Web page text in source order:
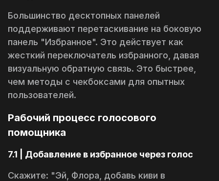
Большинство десктопных панелей
поддерживают перетаскивание на боковую
панель "Избранное". Это действует как
жесткий переключатель избранного, давая
визуальную обратную связь. Это быстрее,
чем методы с чекбоксами для опытных
пользователей.
Рабочий процесс голосового
помощника
7.1 | Добавление в избранное через голос
Скажите: "Эй, Флора, добавь киви в